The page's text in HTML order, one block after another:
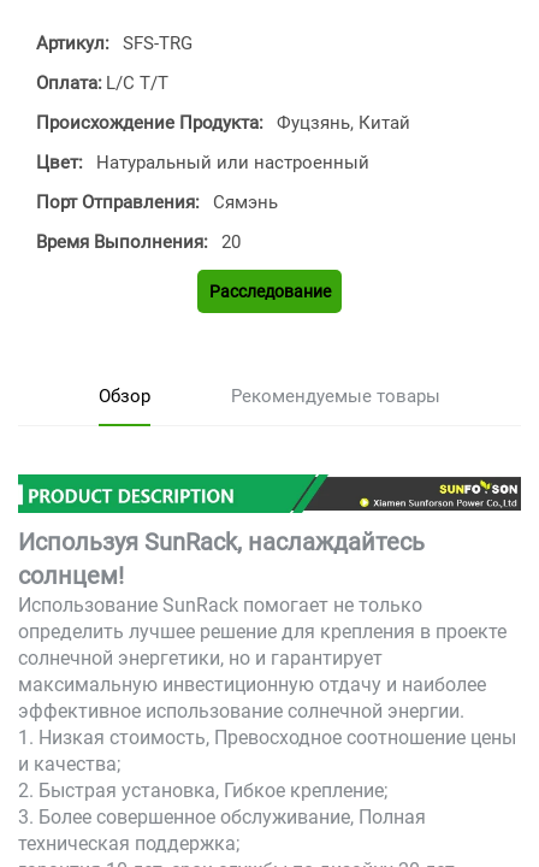
Артикул:
SFS-TRG
Оплата: L/C T/T
Происхождение Продукта:
Фуцзянь, Китай
Цвет:
Натуральный или настроенный
Порт Отправления:
Сямэнь
Время Выполнения:
20
Расследование
Обзор Рекомендуемые товары
Используя SunRack, наслаждайтесь
солнцем!
Использование SunRack помогает не только
определить лучшее решение для крепления в проекте
солнечной энергетики, но и гарантирует
максимальную инвестиционную отдачу и наиболее
эффективное использование солнечной энергии.
1. Низкая стоимость, Превосходное соотношение цены
и качества;
2. Быстрая установка, Гибкое крепление;
3. Более совершенное обслуживание, Полная
техническая поддержка;